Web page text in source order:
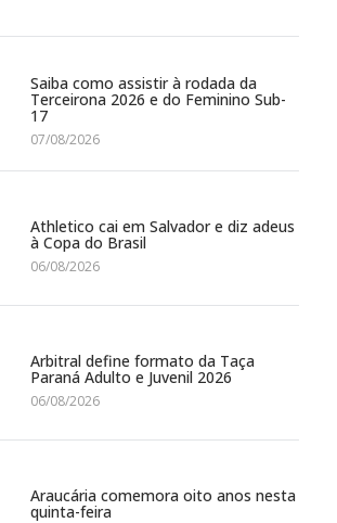
Saiba como assistir à rodada da
Terceirona 2026 e do Feminino Sub-
17
07/08/2026
Athletico cai em Salvador e diz adeus
à Copa do Brasil
06/08/2026
Arbitral define formato da Taça
Paraná Adulto e Juvenil 2026
06/08/2026
Araucária comemora oito anos nesta
quinta-feira